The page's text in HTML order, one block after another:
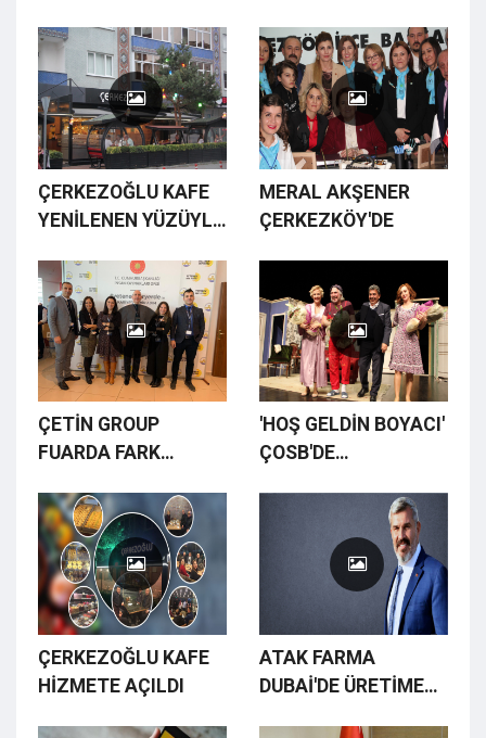
ÇERKEZOĞLU KAFE
YENİLENEN YÜZÜYLE
MERAL AKŞENER
ÇERKEZKÖY'DE
ÇETİN GROUP
FUARDA FARK
'HOŞ GELDİN BOYACI'
ÇOSB'DE
ÇERKEZOĞLU KAFE
HİZMETE AÇILDI
ATAK FARMA
DUBAİ'DE ÜRETİME